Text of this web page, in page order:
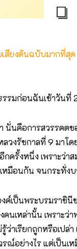
สียงต้นฉบับมากที่
รรมก่อนฉันเช้าวันที่
นั่นคือการสวรรค
วงรัชกาลที่ 9 มา
ครั้งหนึ่ง เพราะว่
มือนกัน จนกระทั่ง
งค์เป็นพระบรมร
นเหล่านั้น เพราะ
เรียกถูกหรือเปล่
ณ์อย่างไร แต่เป็น